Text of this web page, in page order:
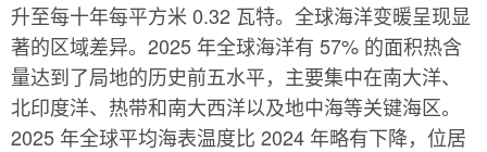
升至每十年每平方米 0.32 瓦特。全球海洋变暖呈现显
著的区域差异。2025 年全球海洋有 57% 的面积热含
量达到了局地的历史前五水平，主要集中在南大洋、
北印度洋、热带和南大西洋以及地中海等关键海区。
2025 年全球平均海表温度比 2024 年略有下降，位居